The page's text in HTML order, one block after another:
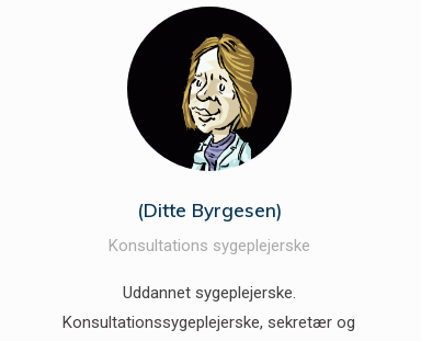
(Ditte Byrgesen)
Konsultations sygeplejerske
Uddannet sygeplejerske.
Konsultationssygeplejerske, sekretær og